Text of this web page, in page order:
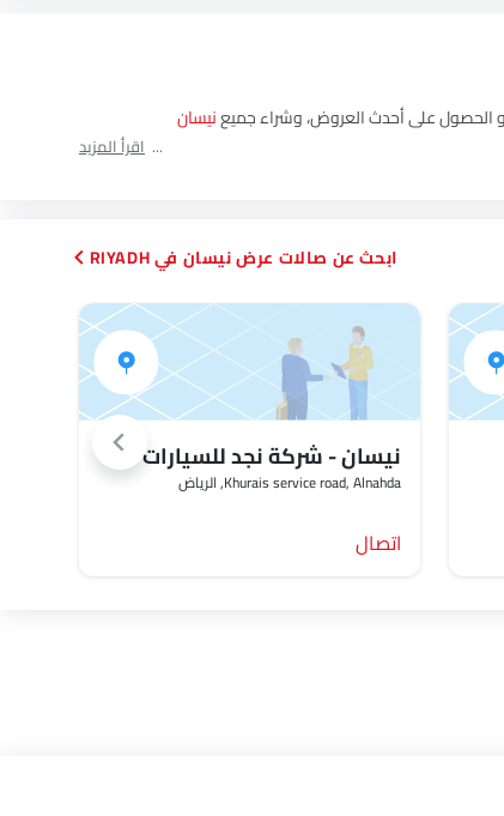
نيسان
اقرأ المزيد
نيسان - شركة نجد للسيارات
Khurais service road, Alnahda, الرياض‎
اتصال
ابحث عن صالات عرض نيسان في RIYADH